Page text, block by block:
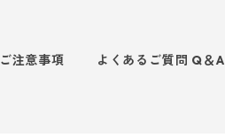
ご注意事項 よくあるご質問 Q＆A